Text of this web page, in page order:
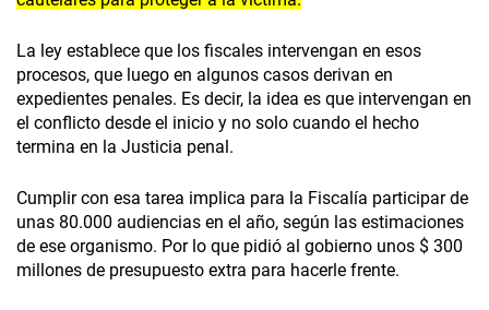
La ley establece que los fiscales intervengan en esos
procesos, que luego en algunos casos derivan en
expedientes penales. Es decir, la idea es que intervengan en
el conflicto desde el inicio y no solo cuando el hecho
termina en la Justicia penal.
Cumplir con esa tarea implica para la Fiscalía participar de
unas 80.000 audiencias en el año, según las estimaciones
de ese organismo. Por lo que pidió al gobierno unos $ 300
millones de presupuesto extra para hacerle frente.